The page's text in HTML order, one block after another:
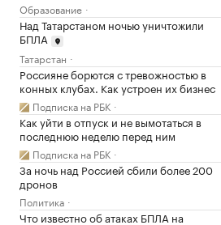
Образование
Над Татарстаном ночью уничтожили
БПЛА
Татарстан
Россияне борются с тревожностью в
конных клубах. Как устроен их бизнес
Подписка на РБК
Как уйти в отпуск и не вымотаться в
последнюю неделю перед ним
Подписка на РБК
За ночь над Россией сбили более 200
дронов
Политика
Что известно об атаках БПЛА на